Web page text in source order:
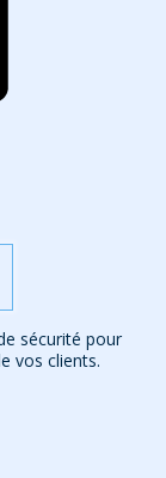
sécurité pour
vos clients.